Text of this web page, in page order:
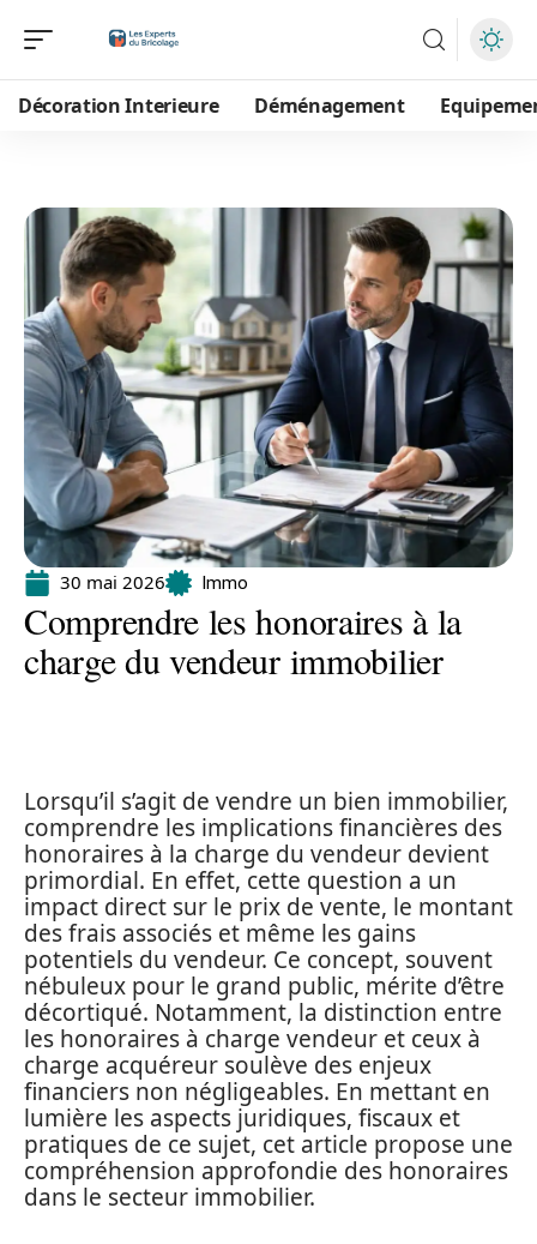
Décoration Interieure Déménagement
30 mai 2026 Immo
Comprendre les honoraires à la
charge du vendeur immobilier
Lorsqu’il s’agit de vendre un bien immobilier,
comprendre les implications financières des
honoraires à la charge du vendeur devient
primordial. En effet, cette question a un
impact direct sur le prix de vente, le montant
des frais associés et même les gains
potentiels du vendeur. Ce concept, souvent
nébuleux pour le grand public, mérite d’être
décortiqué. Notamment, la distinction entre
les honoraires à charge vendeur et ceux à
charge acquéreur soulève des enjeux
financiers non négligeables. En mettant en
lumière les aspects juridiques, fiscaux et
pratiques de ce sujet, cet article propose une
compréhension approfondie des honoraires
dans le secteur immobilier.